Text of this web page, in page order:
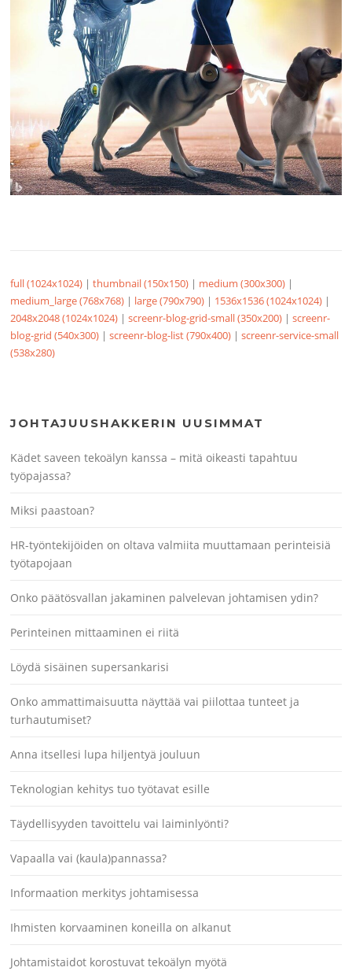
full (1024x1024) |thumbnail (150x150) | medium (300x300) |
medium_large (768x768) | large (790x790) | 1536x1536 (1024x1024) |
2048x2048 (1024x1024) |screenr-blog-grid-small (350x200) |screenr-
blog-grid (540x300) |screenr-blog-list (790x400) |screenr-service-small
(538x280)
JOHTAJUUSHAKKERIN UUSIMMAT
Kädet saveen tekoälyn kanssa – mitä oikeasti tapahtuu
työpajassa?
Miksi paastoan?
HR-työntekijöiden on oltava valmiita muuttamaan perinteisiä
työtapojaan
Onko päätösvallan jakaminen palvelevan johtamisen ydin?
Perinteinen mittaaminen ei riitä
Löydä sisäinen supersankarisi
Onko ammattimaisuutta näyttää vai piilottaa tunteet ja
turhautumiset?
Anna itsellesi lupa hiljentyä jouluun
Teknologian kehitys tuo työtavat esille
Täydellisyyden tavoittelu vai laiminlyönti?
Vapaalla vai (kaula)pannassa?
Informaation merkitys johtamisessa
Ihmisten korvaaminen koneilla on alkanut
Johtamistaidot korostuvat tekoälyn myötä